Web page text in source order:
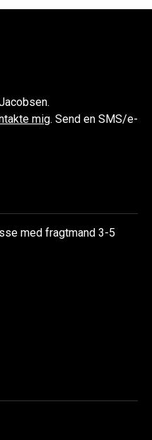
mig. Send en SMS/e-
med fragtmand 3-5